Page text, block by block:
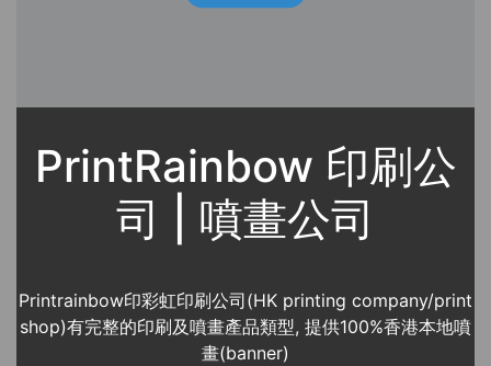
PrintRainbow 印刷公
司 | 噴畫公司
Printrainbow印彩虹印刷公司(HK printing company/print
shop)有完整的印刷及噴畫產品類型, 提供100%香港本地噴
畫(banner)